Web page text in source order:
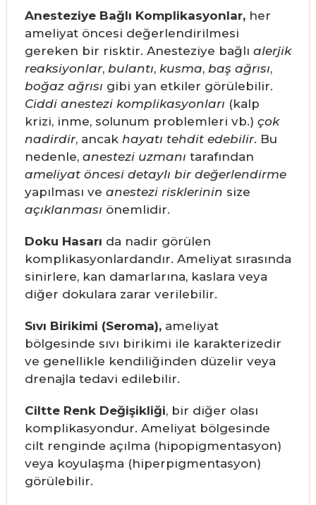
Anesteziye Bağlı Komplikasyonlar,her
ameliyat öncesi değerlendirilmesi
gereken bir risktir. Anesteziye bağlı alerjik
reaksiyonlar, bulantı, kusma, baş ağrısı,
boğaz ağrısı gibi yan etkiler görülebilir.
Ciddi anestezi komplikasyonları (kalp
krizi, inme, solunum problemleri vb.) çok
nadirdir, ancak hayatı tehdit edebilir. Bu
nedenle, anestezi uzmanı tarafından
ameliyat öncesi detaylı bir değerlendirme
yapılması ve anestezi risklerinin size
açıklanması önemlidir.
Doku Hasarı da nadir görülen
komplikasyonlardandır. Ameliyat sırasında
sinirlere, kan damarlarına, kaslara veya
diğer dokulara zarar verilebilir.
Sıvı Birikimi (Seroma),ameliyat
bölgesinde sıvı birikimi ile karakterizedir
ve genellikle kendiliğinden düzelir veya
drenajla tedavi edilebilir.
Ciltte Renk Değişikliği, bir diğer olası
komplikasyondur. Ameliyat bölgesinde
cilt renginde açılma (hipopigmentasyon)
veya koyulaşma (hiperpigmentasyon)
görülebilir.